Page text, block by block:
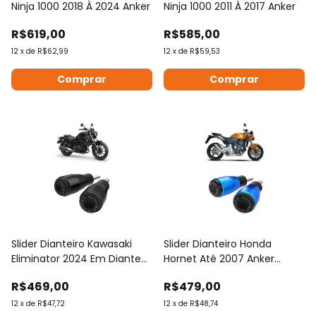
Ninja 1000 2018 À 2024 Anker
R$619,00
12 x de R$62,99
Comprar
Ninja 1000 2011 À 2017 Anker
R$585,00
12 x de R$59,53
Comprar
Slider Dianteiro Kawasaki
Eliminator 2024 Em Diante
R$469,00
12 x de R$47,72
Slider Dianteiro Honda
Hornet Até 2007 Anker
R$479,00
12 x de R$48,74